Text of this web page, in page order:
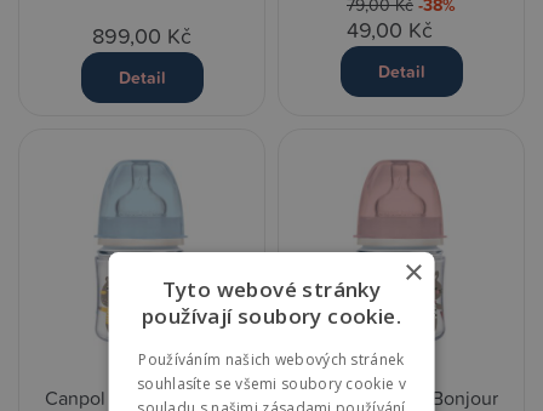
899,00 Kč
Detail
-38%
49,00 Kč
Detail
Canpol Babies Bonjour
Canpol Babies Bonjour
×
Tyto webové stránky
používají soubory cookie.
Používáním našich webových stránek
souhlasíte se všemi soubory cookie v